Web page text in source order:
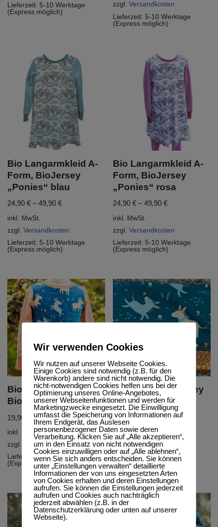
Lieferzeit: 5-10 Werktage
(Express möglich)
zzgl.Versandkosten
Lieferzeit: 5-10 Werktage
(Express möglich)
Bio Langarmkleid A-
Form, BioJersey
„Ponies“ blau
24,90 € –49,90 €
inkl. MwSt.
zzgl. Versandkosten
Lieferzeit: 5-10 Werktage
(Express möglich)
Bio Langarmkleid A-
Form, BioJersey
„Ponies“ rosa
24,90€ –49,90€
inkl. MwSt.
zzgl.Versandkosten
Lieferzeit: 5-10 Werktage
(Express möglich)
Bio Langarmshirt,
BioJersey „Donkeys“
19,90 –44,90€
inkl. MwSt.
zzgl.
Versandkosten
Lieferzeit:5-10 Werktage
(Express möglich)
Bio Loop, BioJersey
„Donkeys“
14,90€–24,90€
inkl. MwSt.
zzgl.Versandkosten
Lieferzeit: 5-10 Werktage
(Express möglich)
Wir verwenden Cookies
Wir nutzen auf unserer Webseite Cookies.
Einige Cookies sind notwendig (z.B. für den
Warenkorb) andere sind nicht notwendig. Die
nicht-notwendigen Cookies helfen uns bei der
Optimierung unseres Online-Angebotes,
unserer Webseitenfunktionen und werden für
Marketingzwecke eingesetzt. Die Einwilligung
umfasst die Speicherung von Informationen auf
Ihrem Endgerät, das Auslesen
personenbezogener Daten sowie deren
Verarbeitung. Klicken Sie auf „Alle akzeptieren“,
um in den Einsatz von nicht notwendigen
Cookies einzuwilligen oder auf „Alle ablehnen“,
wenn Sie sich anders entscheiden. Sie können
unter „Einstellungen verwalten“ detaillierte
Informationen der von uns eingesetzten Arten
von Cookies erhalten und deren Einstellungen
aufrufen. Sie können die Einstellungen jederzeit
aufrufen und Cookies auch nachträglich
jederzeit abwählen (z.B. in der
Datenschutzerklärung oder unten auf unserer
Webseite).